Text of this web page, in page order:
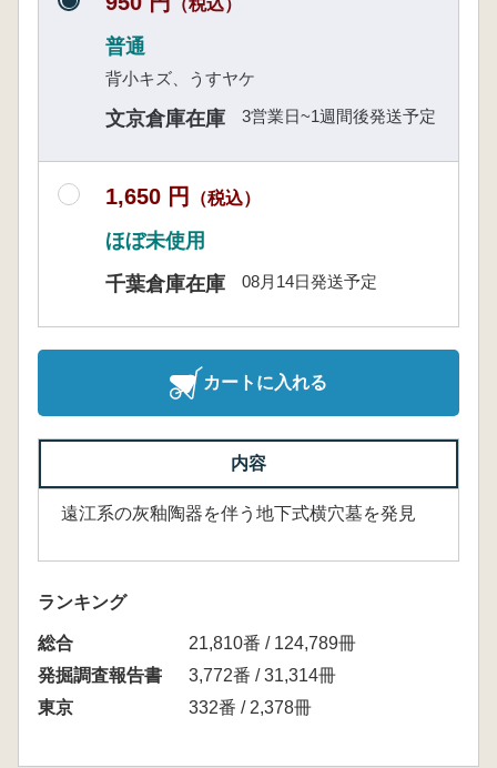
（税込）
普通
背小キズ、うすヤケ
文京倉庫在庫 3営業日~1週間後発送予定
1,650 円 （税込）
ほぼ未使用
千葉倉庫在庫
08月14日発送予定
カートに入れる
内容
遠江系の灰釉陶器を伴う地下式横穴墓を発見
ランキング
総合
21,810番 / 124,789冊
発掘調査報告書
3,772番 / 31,314冊
東京
332番 / 2,378冊